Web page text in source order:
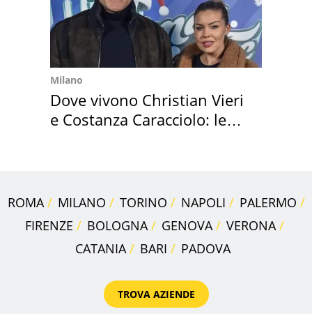
Milano
Dove vivono Christian Vieri
e Costanza Caracciolo: le
ROMA MILANO TORINO NAPOLI
PALERMO
FIRENZE
BOLOGNA GENOVA
VERONA
CATANIA
BARI PADOVA
TROVA AZIENDE